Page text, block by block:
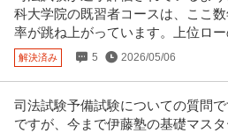
実績多数／サイバーエージェントＧ
株式会社ＢＡＢＥＬ ＬＡＢＥＬ
新着 正社員 交通費支給 学歴不問 昇給
年収500万円〜700万円
株式会社ＢＡＢＥＬ ＬＡＢＥＬ 【実写映像
(PM)／映画『正体』等の
…続きを見る
科大学院の既習者コースは、ここ
率が跳ね上がっています。上位ロ
解決済み 5 2026/05/06
司法試験予備試験についての質問
ですが、今まで伊藤塾の基礎マス